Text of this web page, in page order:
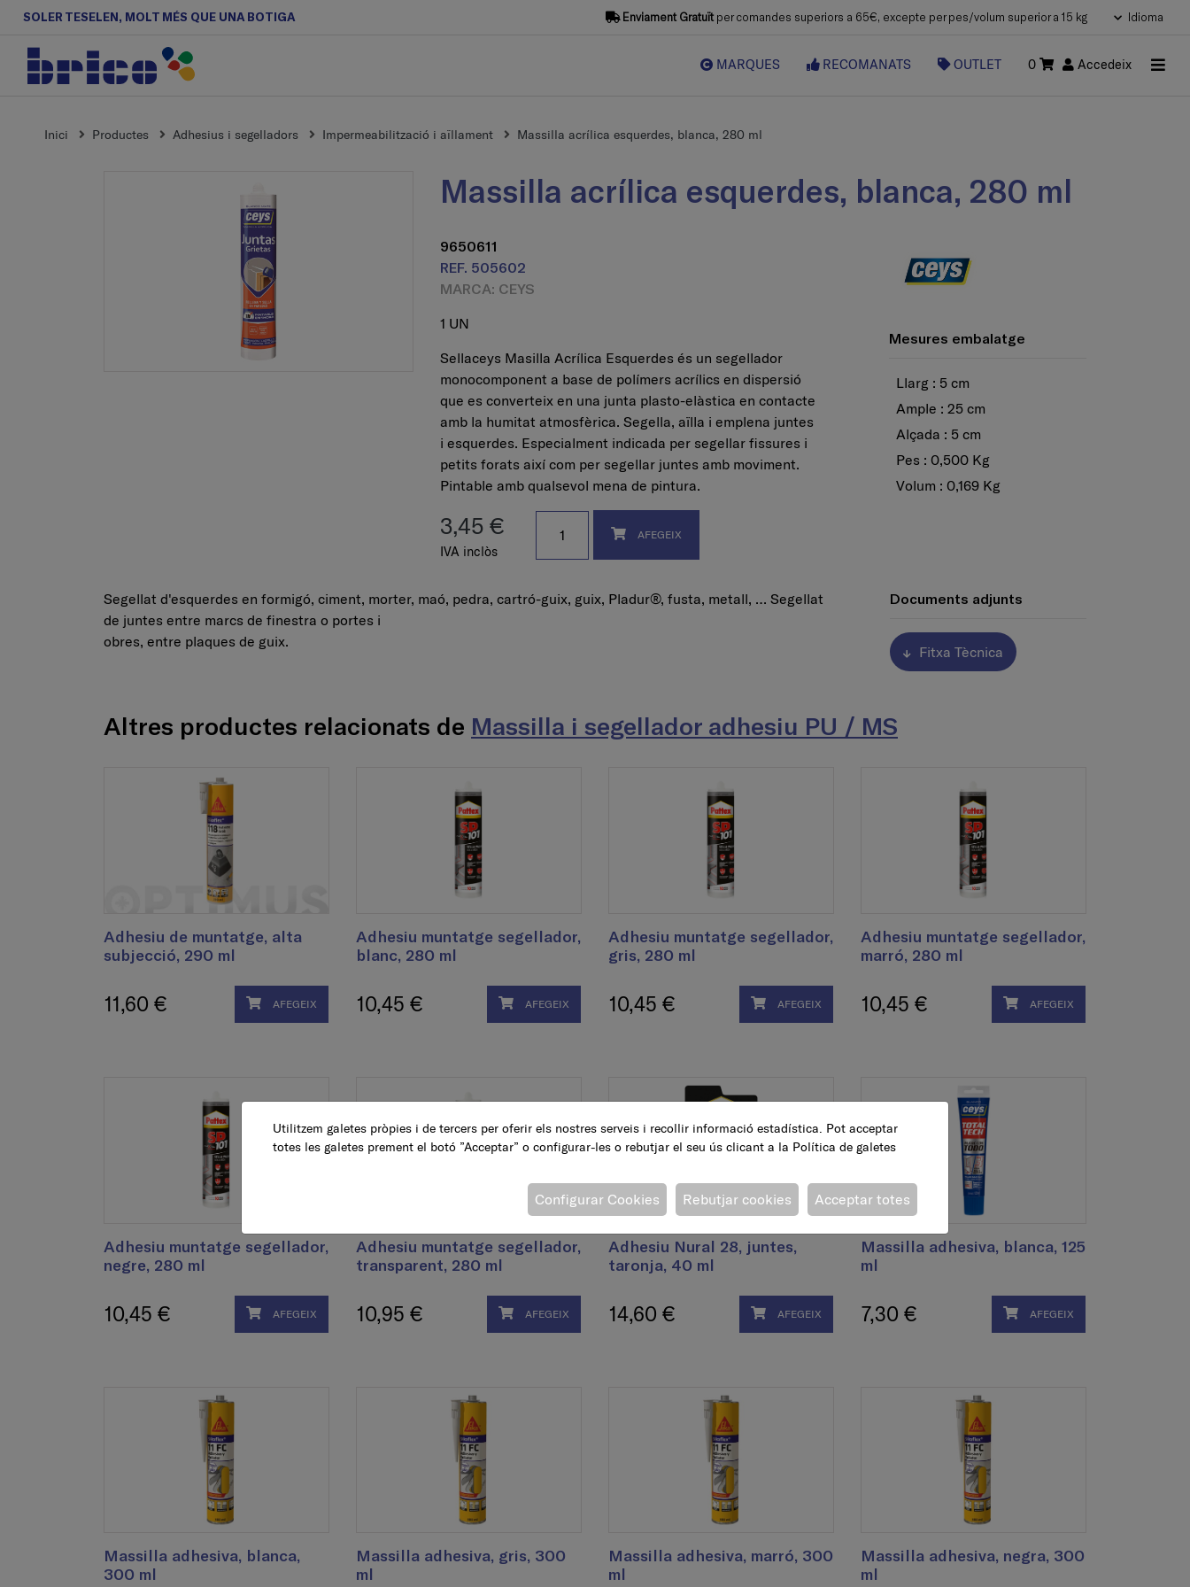
SOLER TESELEN, MOLT MÉS QUE UNA BOTIGA Enviament Gratuïtper comandes superiors a 65€, excepte per pes/volum superior a 15 kg Idioma
MARQUES RECOMANATS OUTLET 0 Accedeix
Inici Productes Adhesius i segelladors Impermeabilització i aïllament Massilla acrílica esquerdes, blanca, 280 ml
Massilla acrílica esquerdes, blanca, 280 ml
9650611
REF. 505602
MARCA: CEYS
1 UN
Sellaceys Masilla Acrílica Esquerdes és un segellador
monocomponent a base de polímers acrílics en dispersió
que es converteix en una junta plasto-elàstica en contacte
amb la humitat atmosfèrica. Segella, aïlla i emplena juntes
i esquerdes. Especialment indicada per segellar fissures i
petits forats així com per segellar juntes amb moviment.
Pintable amb qualsevol mena de pintura.
3,45 €
IVA inclòs
AFEGEIX
Mesures embalatge
Llarg : 5 cm
Ample : 25 cm
Alçada : 5 cm
Pes : 0,500 Kg
Volum : 0,169 Kg
Segellat d'esquerdes en formigó, ciment, morter, maó, pedra, cartró-guix, guix, Pladur®, fusta, metall, … Segellat
de juntes entre marcs de finestra o portes i
obres, entre plaques de guix.
Documents adjunts
Fitxa Tècnica
Altres productes relacionats de Massilla i segellador adhesiu PU / MS
Adhesiu de muntatge, alta
subjecció, 290 ml
11,60 € AFEGEIX
Adhesiu muntatge segellador,
blanc, 280 ml
10,45 € AFEGEIX
Adhesiu muntatge segellador,
gris, 280 ml
10,45 € AFEGEIX
Adhesiu muntatge segellador,
marró, 280 ml
10,45 € AFEGEIX
Adhesiu muntatge segellador,
negre, 280 ml
10,45 € AFEGEIX
Adhesiu muntatge segellador,
transparent, 280 ml
10,95 € AFEGEIX
Adhesiu Nural 28, juntes,
taronja, 40 ml
14,60 € AFEGEIX
Massilla adhesiva, blanca, 125
ml
7,30 € AFEGEIX
Massilla adhesiva, blanca,
300 ml
Massilla adhesiva, gris, 300
ml
Massilla adhesiva, marró, 300
ml
Massilla adhesiva, negra, 300
ml
Utilitzem galetes pròpies i de tercers per oferir els nostres serveis i recollir informació estadística. Pot acceptar
totes les galetes prement el botó ”Acceptar” o configurar-les o rebutjar el seu ús clicant a la Política de galetes
Acceptar totes
Rebutjar cookies
Configurar Cookies